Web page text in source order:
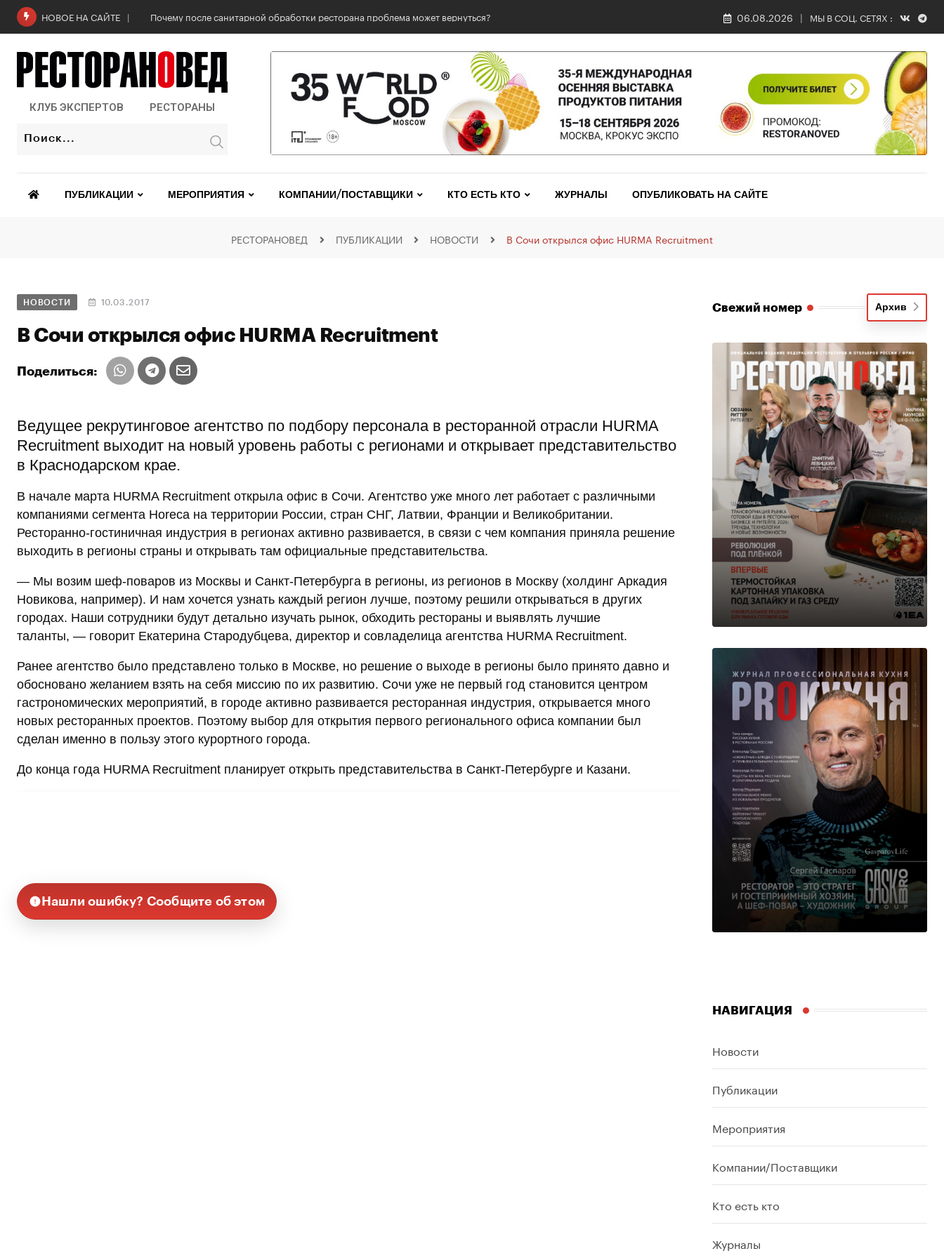
НОВОЕ НА САЙТЕ Почему после санитарной обработки ресторана проблема может вернуться? 06.08.2026 МЫ В СОЦ. СЕТЯХ :
КЛУБ ЭКСПЕРТОВ РЕСТОРАНЫ
ПУБЛИКАЦИИ МЕРОПРИЯТИЯ КОМПАНИИ/ПОСТАВЩИКИ КТО ЕСТЬ КТО ЖУРНАЛЫ ОПУБЛИКОВАТЬ НА САЙТЕ
РЕСТОРАНОВЕД ПУБЛИКАЦИИ НОВОСТИ В Сочи открылся офис HURMA Recruitment
НОВОСТИ 10.03.2017
В Сочи открылся офис HURMA Recruitment
Поделиться:
Ведущее рекрутинговое агентство по подбору персонала в ресторанной отрасли HURMA
Recruitment выходит на новый уровень работы с регионами и открывает представительство
в Краснодарском крае.
В начале марта HURMA Recruitment открыла офис в Сочи. Агентство уже много лет работает с различными
компаниями сегмента Horeca на территории России, стран СНГ, Латвии, Франции и Великобритании.
Ресторанно-гостиничная индустрия в регионах активно развивается, в связи с чем компания приняла решение
выходить в регионы страны и открывать там официальные представительства.
— Мы возим шеф-поваров из Москвы и Санкт-Петербурга в регионы, из регионов в Москву (холдинг Аркадия
Новикова, например). И нам хочется узнать каждый регион лучше, поэтому решили открываться в других
городах. Наши сотрудники будут детально изучать рынок, обходить рестораны и выявлять лучшие
таланты, — говорит Екатерина Стародубцева, директор и совладелица агентства HURMA Recruitment.
Ранее агентство было представлено только в Москве, но решение о выходе в регионы было принято давно и
обосновано желанием взять на себя миссию по их развитию. Сочи уже не первый год становится центром
гастрономических мероприятий, в городе активно развивается ресторанная индустрия, открывается много
новых ресторанных проектов. Поэтому выбор для открытия первого регионального офиса компании был
сделан именно в пользу этого курортного города.
До конца года HURMA Recruitment планирует открыть представительства в Санкт-Петербурге и Казани.
Нашли ошибку? Сообщите об этом
Свежий номер Архив
НАВИГАЦИЯ
Новости
Публикации
Мероприятия
Компании/Поставщики
Кто есть кто
Журналы